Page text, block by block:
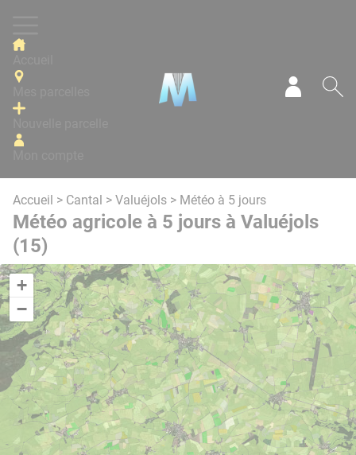
Accueil > Cantal > Valuéjols > Météo à 5 jours
Météo agricole à 5 jours à Valuéjols
(15)
+
−